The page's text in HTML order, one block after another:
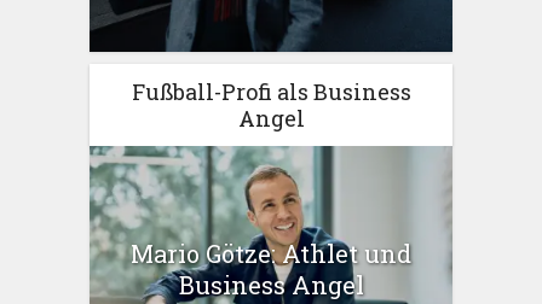
Fußball-Profi als Business
Angel
Mario Götze: Athlet und
Business Angel